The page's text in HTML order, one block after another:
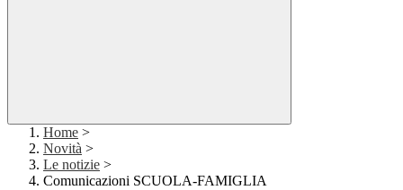
Home >
Novità >
Le notizie >
Comunicazioni SCUOLA-FAMIGLIA